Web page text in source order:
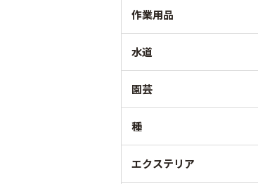
作業用品
水道
園芸
種
エクステリア